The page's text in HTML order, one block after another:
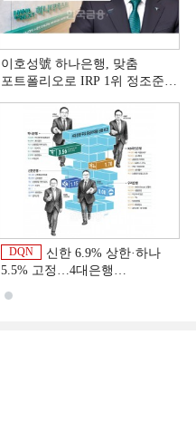
이호성號 하나은행, 맞춤
포트폴리오로 IRP 1위 정조준
DQN
신한 6.9% 상한·하나
5.5% 고정…4대은행